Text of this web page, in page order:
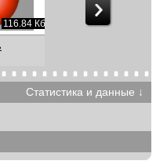
116.84 Кб
99.47 Кб
понять
Статистика и данные ↓